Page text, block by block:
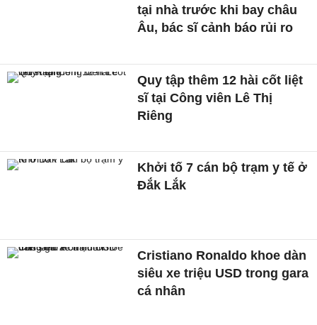
tại nhà trước khi bay châu
Âu, bác sĩ cảnh báo rủi ro
Quy tập thêm 12 hài cốt liệt
sĩ tại Công viên Lê Thị
Riêng
Khởi tố 7 cán bộ trạm y tế ở
Đắk Lắk
Cristiano Ronaldo khoe dàn
siêu xe triệu USD trong gara
cá nhân